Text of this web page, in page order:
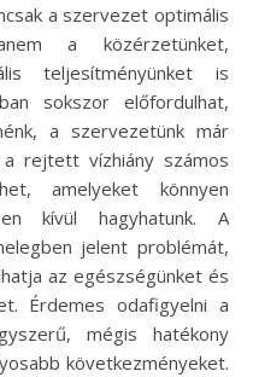
a szervezet optimális
a közérzetünket,
teljesítményünket is
sokszor előfordulhat,
a szervezetünk már
rejtett vízhiány számos
amelyeket könnyen
kívül hagyhatunk. A
jelent problémát,
az egészségünket és
Érdemes odafigyelni a
mégis hatékony
következményeket.